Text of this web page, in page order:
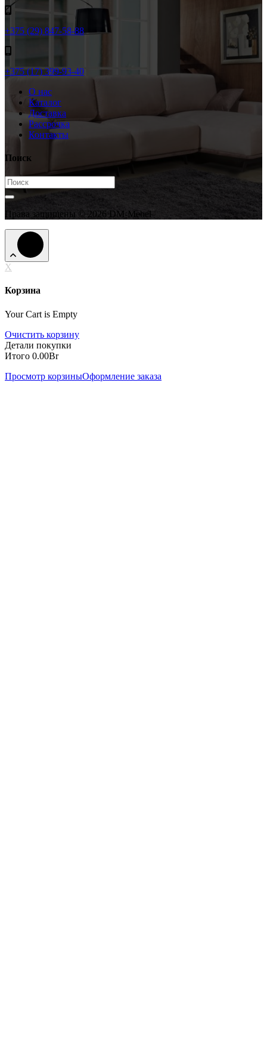
+375 (29) 847-58-88
+375 (17) 399-93-40
О нас
Каталог
Доставка
Рассрочка
Контакты
Поиск
Права защищены © 2026 DM-Mebel
X
Корзина
Your Cart is Empty
Очистить корзину
Детали покупки
Итого 0.00Br
Просмотр корзиныОформление заказа